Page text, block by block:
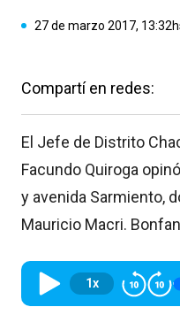
27 de marzo 2017,
Compartí en redes:
El Jefe de Distrito
Facundo Quiroga
y avenida Sarmiento,
Mauricio Macri.
1x